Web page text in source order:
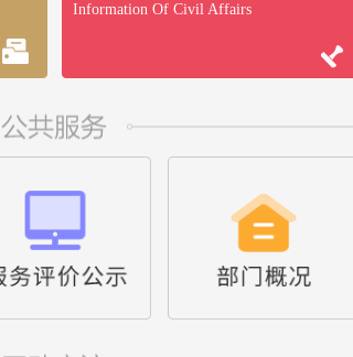
Information Of Civil Affairs